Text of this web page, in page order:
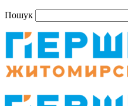
Пошук